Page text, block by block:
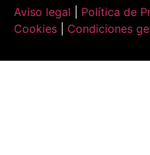
Aviso legal Política de
Cookies
Condiciones